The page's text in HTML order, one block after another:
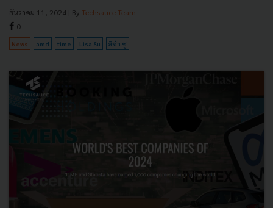
ธันวาคม 11, 2024 | By Techsauce Team
0
News amd time Lisa Su ลิซ่า ซู